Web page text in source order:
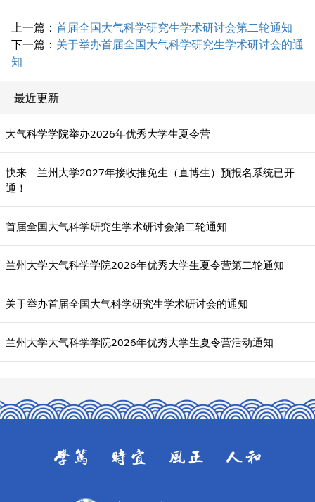
上一篇： 首届全国大气科学研究生学术研讨会第二轮通知
下一篇： 关于举办首届全国大气科学研究生学术研讨会的通
知
最近更新
大气科学学院举办2026年优秀大学生夏令营
快来｜兰州大学2027年接收推免生（直博生）预报名系统已开
通！
首届全国大气科学研究生学术研讨会第二轮通知
兰州大学大气科学学院2026年优秀大学生夏令营第二轮通知
关于举办首届全国大气科学研究生学术研讨会的通知
兰州大学大气科学学院2026年优秀大学生夏令营活动通知